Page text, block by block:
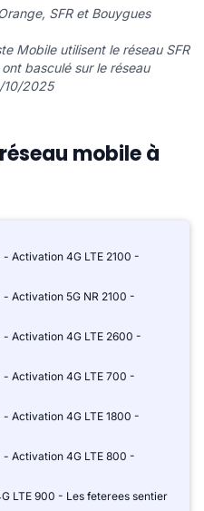
SFR et Bouygues
Mobile utilisent le réseau SFR
basculé sur le réseau
10/2025
mobile à
- Activation 4G LTE 2100 -
- Activation 5G NR 2100 -
- Activation 4G LTE 2600 -
- Activation 4G LTE 700 -
- Activation 4G LTE 1800 -
- Activation 4G LTE 800 -
LTE 900 - Les feterees sentier